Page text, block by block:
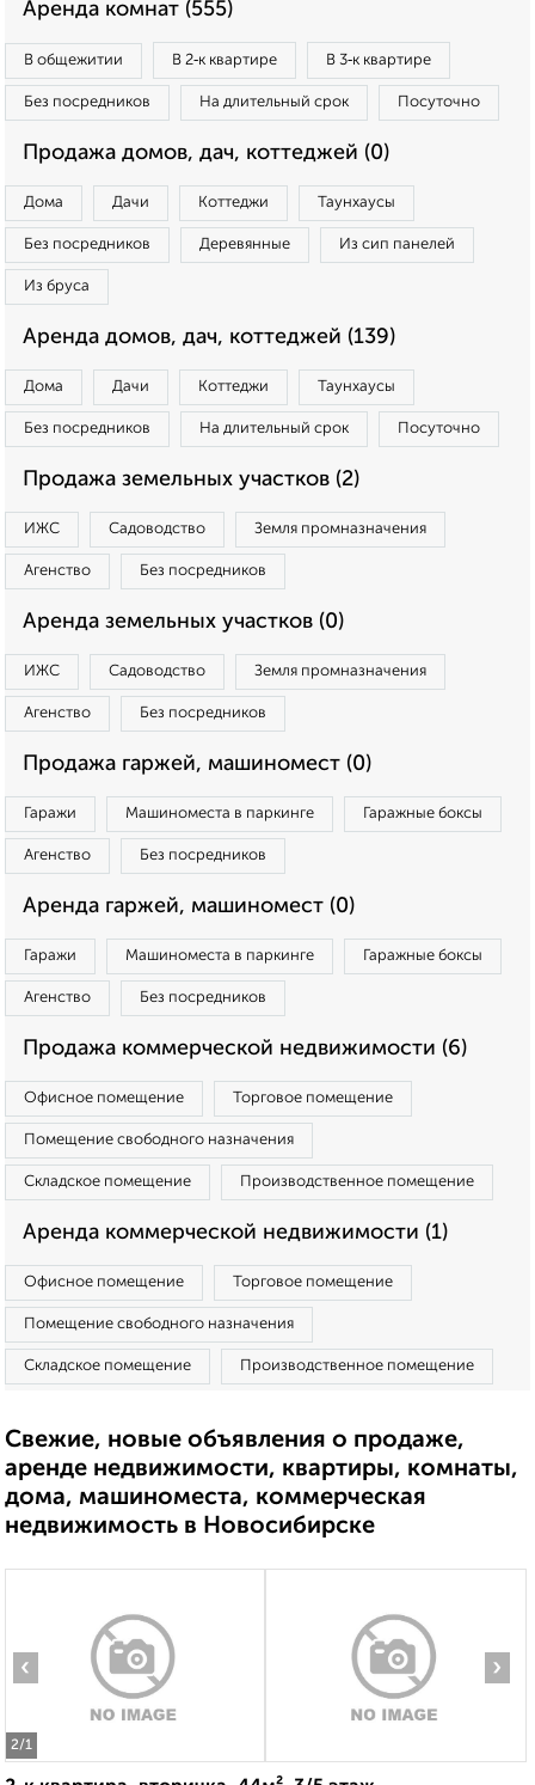
Аренда комнат (555)
В общежитии В 2‑к квартире В 3‑к квартире
Без посредников На длительный срок Посуточно
Продажа домов, дач, коттеджей (0)
Дома Дачи Коттеджи Таунхаусы
Без посредников Деревянные Из сип панелей
Из бруса
Аренда домов, дач, коттеджей (139)
Дома Дачи Коттеджи Таунхаусы
Без посредников На длительный срок Посуточно
Продажа земельных участков (2)
ИЖС Садоводство Земля промназначения
Агенство Без посредников
Аренда земельных участков (0)
ИЖС Садоводство Земля промназначения
Агенство Без посредников
Продажа гаржей, машиномест (0)
Гаражи Машиноместа в паркинге Гаражные боксы
Агенство Без посредников
Аренда гаржей, машиномест (0)
Гаражи Машиноместа в паркинге Гаражные боксы
Агенство Без посредников
Продажа коммерческой недвижимости (6)
Офисное помещение Торговое помещение
Помещение свободного назначения
Складское помещение Производственное помещение
Аренда коммерческой недвижимости (1)
Офисное помещение Торговое помещение
Помещение свободного назначения
Складское помещение Производственное помещение
Свежие, новые объявления о продаже,
аренде недвижимости, квартиры, комнаты,
дома, машиноместа, коммерческая
недвижимость в Новосибирске
2/1
‹ ›